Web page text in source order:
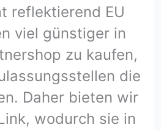
reflektierend EU
viel günstiger in
zu kaufen,
die
Daher bieten wir
wodurch sie in